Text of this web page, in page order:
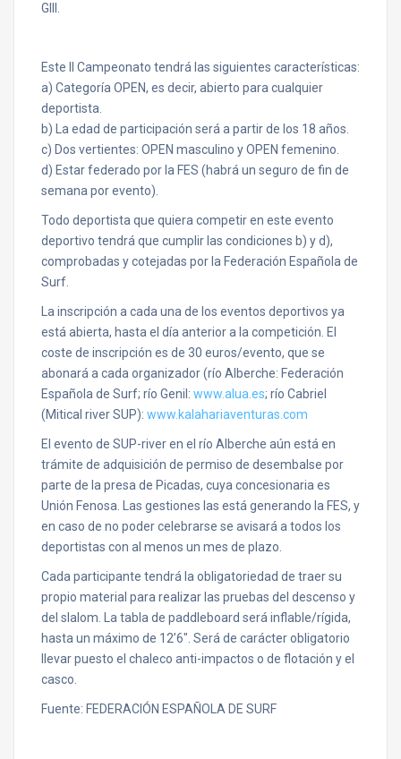
GIII.
Este II Campeonato tendrá las siguientes características:
a) Categoría OPEN, es decir, abierto para cualquier
deportista.
b) La edad de participación será a partir de los 18 años.
c) Dos vertientes: OPEN masculino y OPEN femenino.
d) Estar federado por la FES (habrá un seguro de fin de
semana por evento).
Todo deportista que quiera competir en este evento
deportivo tendrá que cumplir las condiciones b) y d),
comprobadas y cotejadas por la Federación Española de
Surf.
La inscripción a cada una de los eventos deportivos ya
está abierta, hasta el día anterior a la competición. El
coste de inscripción es de 30 euros/evento, que se
abonará a cada organizador (río Alberche: Federación
Española de Surf; río Genil: www.alua.es; río Cabriel
(Mitical river SUP): www.kalahariaventuras.com
El evento de SUP-river en el río Alberche aún está en
trámite de adquisición de permiso de desembalse por
parte de la presa de Picadas, cuya concesionaria es
Unión Fenosa. Las gestiones las está generando la FES, y
en caso de no poder celebrarse se avisará a todos los
deportistas con al menos un mes de plazo.
Cada participante tendrá la obligatoriedad de traer su
propio material para realizar las pruebas del descenso y
del slalom. La tabla de paddleboard será inflable/rígida,
hasta un máximo de 12’6″. Será de carácter obligatorio
llevar puesto el chaleco anti-impactos o de flotación y el
casco.
Fuente: FEDERACIÓN ESPAÑOLA DE SURF